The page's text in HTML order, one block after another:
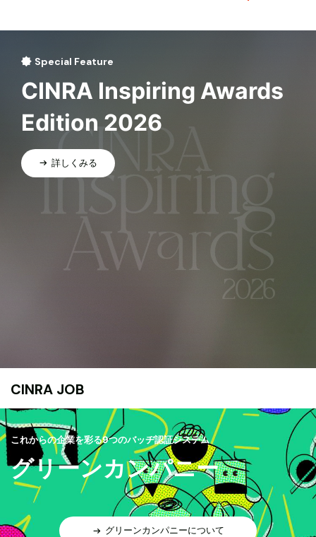
Special Feature
CINRA Inspiring Awards
Edition 2026
詳しくみる
CINRA JOB
これからの企業を彩る9つのバッヂ認証システム
グリーンカンパニー
グリーンカンパニーについて